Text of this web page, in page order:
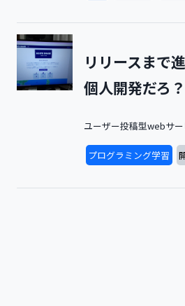
リリースまで
個人開発だろ？
ユーザー投稿型webサ
プログラミング学習